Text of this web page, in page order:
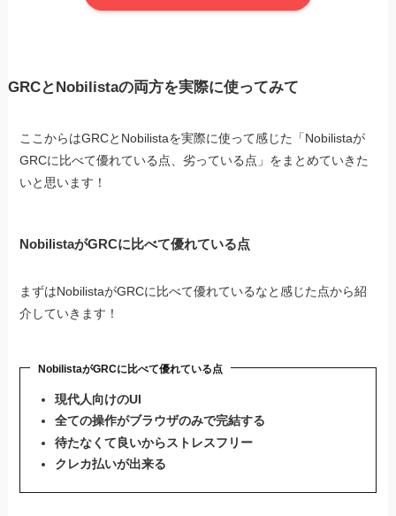
GRCとNobilistaの両方を実際に使ってみて
ここからはGRCとNobilistaを実際に使って感じた「Nobilistaが
GRCに比べて優れている点、劣っている点」をまとめていきた
いと思います！
NobilistaがGRCに比べて優れている点
まずはNobilistaがGRCに比べて優れているなと感じた点から紹
介していきます！
NobilistaがGRCに比べて優れている点
現代人向けのUI
全ての操作がブラウザのみで完結する
待たなくて良いからストレスフリー
クレカ払いが出来る